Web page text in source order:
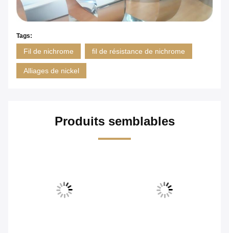
Tags:
Fil de nichrome fil de résistance de nichrome
Alliages de nickel
Produits semblables